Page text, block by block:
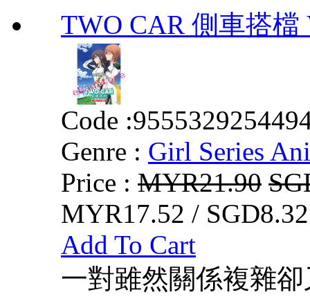
TWO CAR 側車搭檔
Code :
Genre : Girl Series
Price : MYR21.90
MYR17.52 /
Add To Cart
一對雖然關係複雜